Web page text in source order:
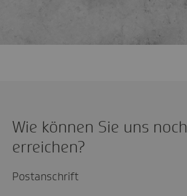
Wie können Sie uns noch
erreichen?
Postanschrift